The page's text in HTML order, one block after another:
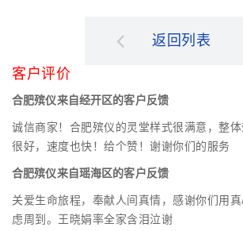
返回列表
客户评价
合肥殡仪来自经开区的客户反馈
诚信商家！合肥殡仪的灵堂样式很满意，整
很好，速度也快！给个赞！谢谢你们的服务
合肥殡仪来自瑶海区的客户反馈
关爱生命旅程，奉献人间真情，感谢你们用
虑周到。王晓娟率全家含泪泣谢